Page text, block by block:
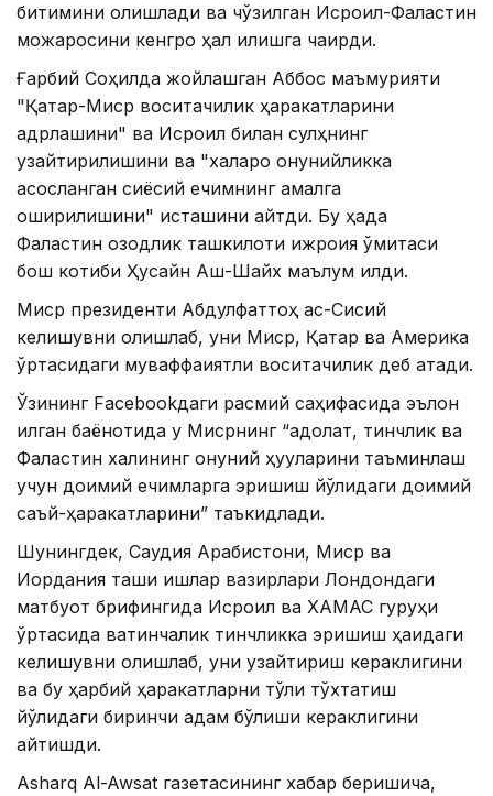
битимини олқишлади ва чўзилган Исроил-Фаластин
можаросини кенгроқ ҳал қилишга чақирди.
Ғарбий Соҳилда жойлашган Аббос маъмурияти
"Қатар-Миср воситачилик ҳаракатларини
қадрлашини" ва Исроил билан сулҳнинг
узайтирилишини ва "халқаро қонунийликка
асосланган сиёсий ечимнинг амалга
оширилишини" исташини айтди. Бу ҳақда
Фаластин озодлик ташкилоти ижроия қўмитаси
бош котиби Ҳусайн Аш-Шайх маълум қилди.
Миср президенти Абдулфаттоҳ ас-Сисий
келишувни олқишлаб, уни Миср, Қатар ва Америка
ўртасидаги муваффақиятли воситачилик деб атади.
Ўзининг Facebookдаги расмий саҳифасида эълон
қилган баёнотида у Мисрнинг “адолат, тинчлик ва
Фаластин халқининг қонуний ҳуқуқларини таъминлаш
учун доимий ечимларга эришиш йўлидаги доимий
саъй-ҳаракатларини” таъкидлади.
Шунингдек, Саудия Арабистони, Миср ва
Иордания ташқи ишлар вазирлари Лондондаги
матбуот брифингида Исроил ва ХАМАС гуруҳи
ўртасида вақтинчалик тинчликка эришиш ҳақидаги
келишувни олқишлаб, уни узайтириш кераклигини
ва бу ҳарбий ҳаракатларни тўлиқ тўхтатиш
йўлидаги биринчи қадам бўлиши кераклигини
айтишди.
Asharq Al-Awsat газетасининг хабар беришича,